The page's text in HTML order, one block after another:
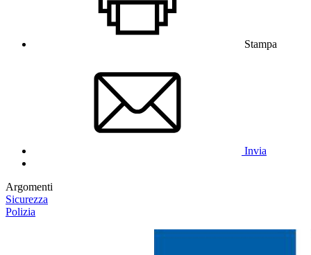
Stampa
Invia
Argomenti
Sicurezza
Polizia